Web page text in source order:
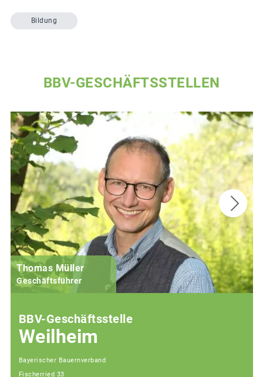
Bildung
BBV-GESCHÄFTSSTELLEN
Thomas Müller
Geschäftsführer
BBV-Geschäftsstelle
Weilheim
Bayerischer Bauernverband
Fischerried 33